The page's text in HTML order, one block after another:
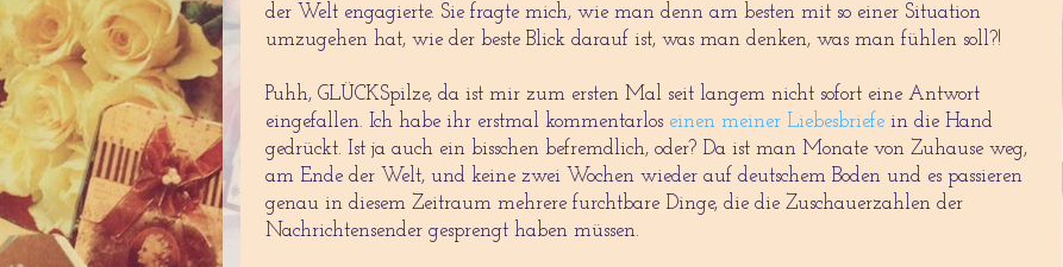
der Welt engagierte. Sie fragte mich, wie man denn am besten mit so einer Situation
umzugehen hat, wie der beste Blick darauf ist, was man denken, was man fühlen soll?!
Puhh, GLÜCKSpilze, da ist mir zum ersten Mal seit langem nicht sofort eine Antwort
eingefallen. Ich habe ihr erstmal kommentarlos einen meiner Liebesbriefe in die Hand
gedrückt. Ist ja auch ein bisschen befremdlich, oder? Da ist man Monate von Zuhause weg,
am Ende der Welt, und keine zwei Wochen wieder auf deutschem Boden und es passieren
genau in diesem Zeitraum mehrere furchtbare Dinge, die die Zuschauerzahlen der
Nachrichtensender gesprengt haben müssen.